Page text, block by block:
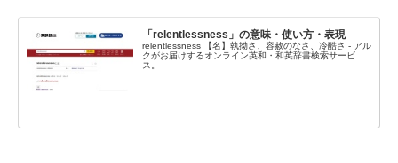
「relentlessness」の意味・使い方・表現
relentlessness 【名】執拗さ、容赦のなさ、冷酷さ - アル
クがお届けするオンライン英和・和英辞書検索サービ
ス。